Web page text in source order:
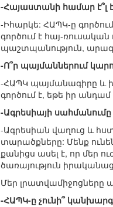
-Հայաստանի համար է՞լ
-Իհարկե: ՀԱՊԿ-ը
գործում է հայ-
պաշտպանություն,
-Ո՞ր պայմաններում
-ՀԱՊԿ պայմանագիրը և
գործում է, եթե իր
-Ագրեսիայի սահմանումը
-Ագրեսիան վաղուց և
տարածքները: Մենք
քանիցս ասել է, որ մեր
ծառայություն
Մեր լրատվամիջոցները
-ՀԱՊԿ-ը չունի՞